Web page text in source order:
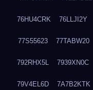
76HU4CRK 76LLJI2Y
77S55623 77TABW20
792RHX5L 7939XN0C
79V4EL6D 7A7B2KTK